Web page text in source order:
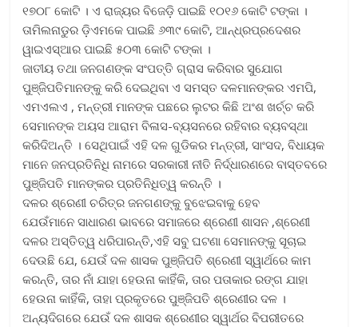
୧୭୦୮ କୋଟି । ଏ ରାଜ୍ୟର ବିଜେଡ଼ି ପାଇଛି ୧୦୧୬ କୋଟି ଟଙ୍କା ।
ତାମିଲନାଡୁର ଡ଼ିଏମକେ ପାଇଛି ୬୩୯ କୋଟି, ଆନ୍ଧ୍ରପ୍ରଦେଶର
ୱାଇଏସ୍‌ଆର ପାଇଛି ୫୦୩ କୋଟି ଟଙ୍କା ।
ଜାତୀୟ ତଥା ଜନଗଣଙ୍କ ସଂପତ୍ତି ଗ୍ରାସ କରିବାର ସୁଯୋଗ
ପୁଞ୍ଜିପତିମାନଙ୍କୁ କରି ଦେଇଥିବା ଏ ସମସ୍ତ ଦଳମାନଙ୍କର ଏମପି,
ଏମଏଲଏ , ମନ୍ତ୍ରୀ ମାନଙ୍କ ପଛରେ ଲୁଟର କିଛି ଅଂଶ ଖର୍ଚ୍ଚ କରି
ସେମାନଙ୍କ ଅୟସ ଆରାମ ବିଳାସ-ବ୍ୟସନରେ ରହିବାର ବ୍ୟବସ୍ଥା
କରିଦିଅନ୍ତି । ସେଥିପାଇଁ ଏହି ଦଳ ଗୁଡିକର ମନ୍ତ୍ରୀ, ସାଂସଦ, ବିଧାୟକ
ମାନେ ଜନପ୍ରତିନିଧି ନାମରେ ସରକାରୀ ନୀତି ନିର୍ଦ୍ଧାରଣରେ ବାସ୍ତବରେ
ପୁଞ୍ଜିପତି ମାନଙ୍କର ପ୍ରତିନିଧିତ୍ୱ କରନ୍ତି ।
ଦଳର ଶ୍ରେଣୀ ଚରିତ୍ର ଜନଗଣଙ୍କୁ ବୁଝେଇବାକୁ ହେବ
ଯେଉଁମାନେ ସାଧାରଣ ଭାବରେ ସମାଜରେ ଶ୍ରେଣୀ ଶାସନ ,ଶ୍ରେଣୀ
ଦଳର ଅସ୍ତିତ୍ୱ ଧରିପାରନ୍ତି,ଏହି ସବୁ ଘଟଣା ସେମାନଙ୍କୁ ସୂଚାଇ
ଦେଉଛି ଯେ, ଯେଉଁ ଦଳ ଶାସକ ପୁଞ୍ଜିପତି ଶ୍ରେଣୀ ସ୍ୱାର୍ଥରେ କାମ
କରନ୍ତି, ତାର ନାଁ ଯାହା ହେଉନା କାହିଁକି, ତାର ପତାକାର ରଙ୍ଗ ଯାହା
ହେଉନା କାହିଁକି, ତାହା ପ୍ରକୃତରେ ପୁଞ୍ଜିପତି ଶ୍ରେଣୀର ଦଳ ।
ଅନ୍ୟଦିଗରେ ଯେଉଁ ଦଳ ଶାସକ ଶ୍ରେଣୀର ସ୍ୱାର୍ଥର ବିପରୀତରେ